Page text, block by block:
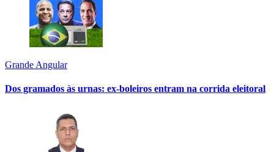
Grande Angular
Dos gramados às urnas: ex-boleiros entram na corrida eleitoral